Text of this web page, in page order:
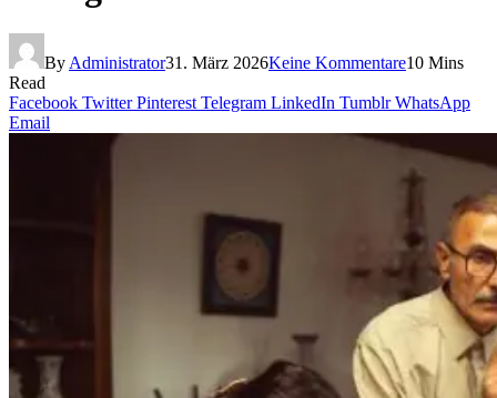
By Administrator31. März 2026Keine Kommentare10 Mins
Read
Facebook Twitter Pinterest Telegram LinkedIn Tumblr WhatsApp
Email